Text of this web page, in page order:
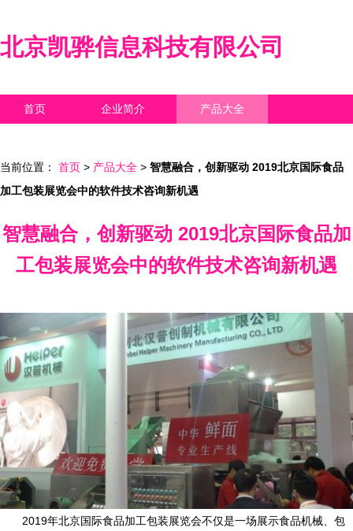
北京凯骅信息科技有限公司
首页 企业简介 产品大全
当前位置： 首页 > 产品大全 > 智慧融合，创新驱动 2019北京国际食品
加工包装展览会中的软件技术咨询新机遇
智慧融合，创新驱动 2019北京国际食品加
工包装展览会中的软件技术咨询新机遇
2019年北京国际食品加工包装展览会不仅是一场展示食品机械、包